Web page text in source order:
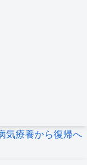
気療養から復帰へ